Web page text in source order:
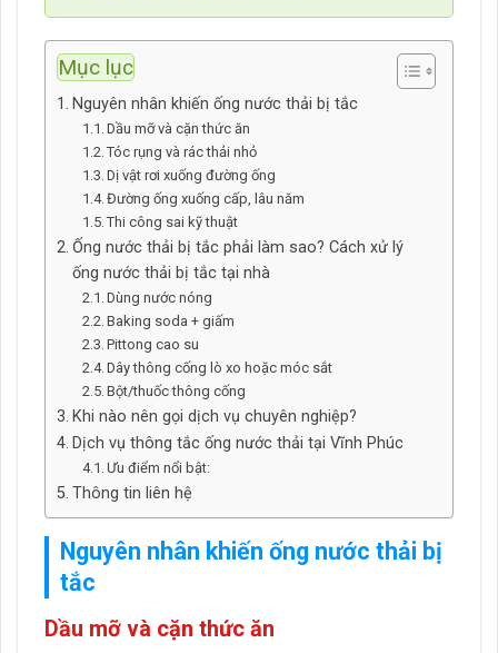
Mục lục
Nguyên nhân khiến ống nước thải bị tắc
Dầu mỡ và cặn thức ăn
Tóc rụng và rác thải nhỏ
Dị vật rơi xuống đường ống
Đường ống xuống cấp, lâu năm
Thi công sai kỹ thuật
Ống nước thải bị tắc phải làm sao? Cách xử lý
ống nước thải bị tắc tại nhà
Dùng nước nóng
Baking soda + giấm
Pittong cao su
Dây thông cống lò xo hoặc móc sắt
Bột/thuốc thông cống
Khi nào nên gọi dịch vụ chuyên nghiệp?
Dịch vụ thông tắc ống nước thải tại Vĩnh Phúc
Ưu điểm nổi bật:
Thông tin liên hệ
Nguyên nhân khiến ống nước thải bị
tắc
Dầu mỡ và cặn thức ăn